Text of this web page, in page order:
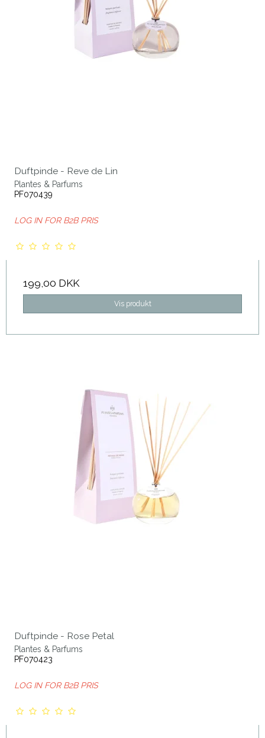
Duftpinde - Reve de Lin
Plantes & Parfums
PF070439
LOG IN FOR B2B PRIS
199,00 DKK
Vis produkt
Duftpinde - Rose Petal
Plantes & Parfums
PF070423
LOG IN FOR B2B PRIS